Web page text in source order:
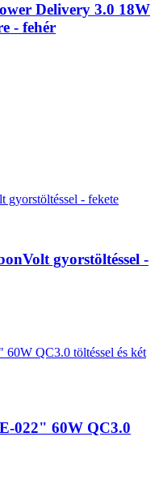
Delivery 3.0 18W
- fehér
gyorstöltéssel -
022" 60W QC3.0